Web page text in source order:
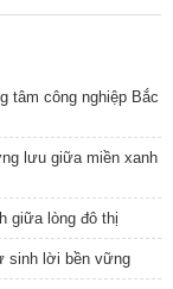
tâm công nghiệp Bắc
lưu giữa miền xanh
giữa lòng đô thị
sinh lời bền vững